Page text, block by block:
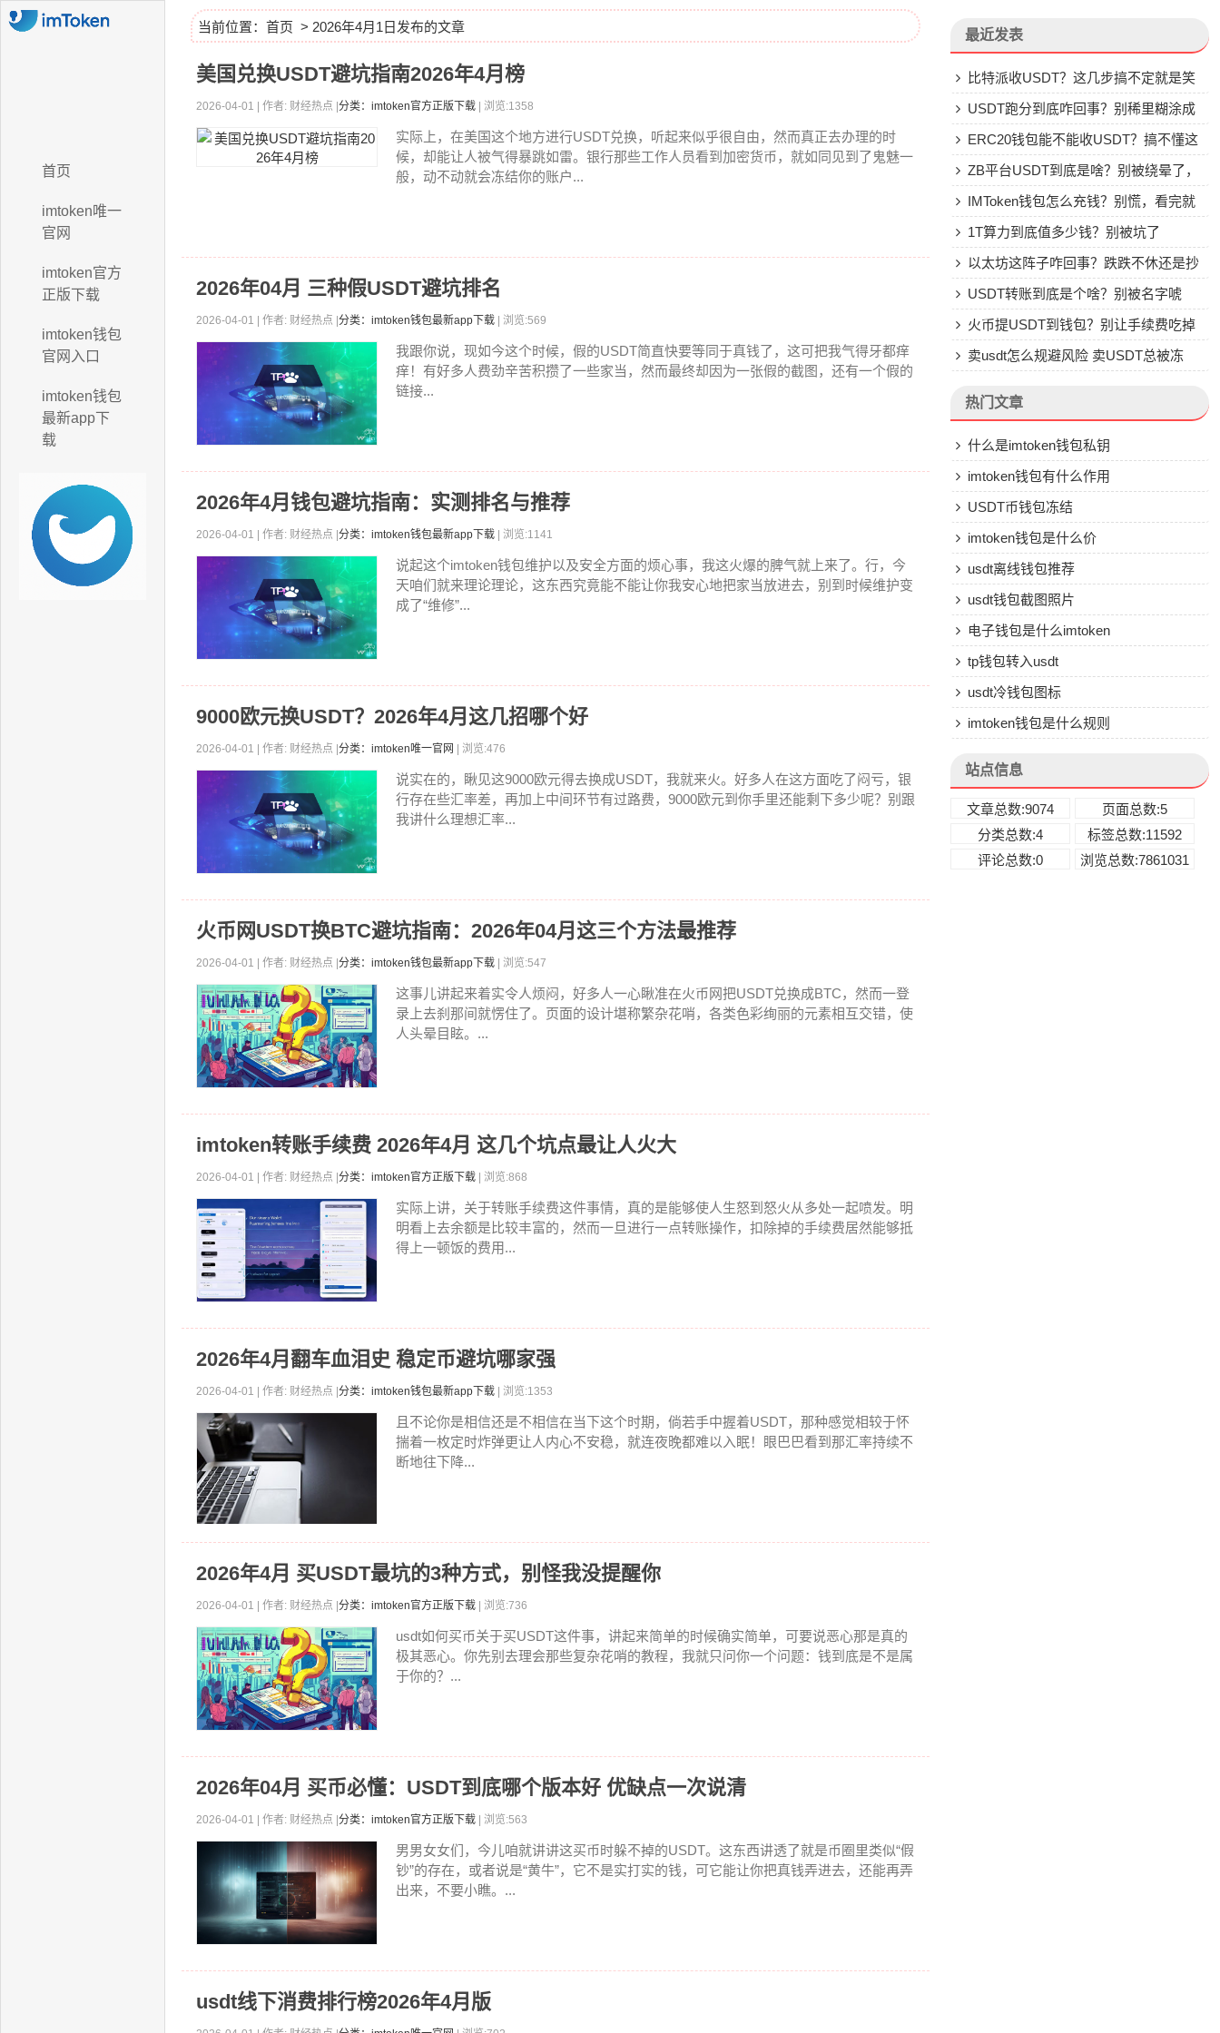
首页
imtoken唯一
官网
imtoken官方
正版下载
imtoken钱包
官网入口
imtoken钱包
最新app下
载
当前位置： 首页 > 2026年4月1日发布的文章
美国兑换USDT避坑指南2026年4月榜
2026-04-01 | 作者: 财经热点 | 分类：imtoken官方正版下载 | 浏览:1358
实际上，在美国这个地方进行USDT兑换，听起来似乎很自由，然而真正去办理的时
候，却能让人被气得暴跳如雷。银行那些工作人员看到加密货币，就如同见到了鬼魅一
般，动不动就会冻结你的账户...
2026年04月 三种假USDT避坑排名
2026-04-01 | 作者: 财经热点 | 分类：imtoken钱包最新app下载 | 浏览:569
我跟你说，现如今这个时候，假的USDT简直快要等同于真钱了，这可把我气得牙都痒
痒！有好多人费劲辛苦积攒了一些家当，然而最终却因为一张假的截图，还有一个假的
链接...
2026年4月钱包避坑指南：实测排名与推荐
2026-04-01 | 作者: 财经热点 | 分类：imtoken钱包最新app下载 | 浏览:1141
说起这个imtoken钱包维护以及安全方面的烦心事，我这火爆的脾气就上来了。行，今
天咱们就来理论理论，这东西究竟能不能让你我安心地把家当放进去，别到时候维护变
成了“维修”...
9000欧元换USDT？2026年4月这几招哪个好
2026-04-01 | 作者: 财经热点 | 分类：imtoken唯一官网 | 浏览:476
说实在的，瞅见这9000欧元得去换成USDT，我就来火。好多人在这方面吃了闷亏，银
行存在些汇率差，再加上中间环节有过路费，9000欧元到你手里还能剩下多少呢？别跟
我讲什么理想汇率...
火币网USDT换BTC避坑指南：2026年04月这三个方法最推荐
2026-04-01 | 作者: 财经热点 | 分类：imtoken钱包最新app下载 | 浏览:547
这事儿讲起来着实令人烦闷，好多人一心瞅准在火币网把USDT兑换成BTC，然而一登
录上去刹那间就愣住了。页面的设计堪称繁杂花哨，各类色彩绚丽的元素相互交错，使
人头晕目眩。...
imtoken转账手续费 2026年4月 这几个坑点最让人火大
2026-04-01 | 作者: 财经热点 | 分类：imtoken官方正版下载 | 浏览:868
实际上讲，关于转账手续费这件事情，真的是能够使人生怒到怒火从多处一起喷发。明
明看上去余额是比较丰富的，然而一旦进行一点转账操作，扣除掉的手续费居然能够抵
得上一顿饭的费用...
2026年4月翻车血泪史 稳定币避坑哪家强
2026-04-01 | 作者: 财经热点 | 分类：imtoken钱包最新app下载 | 浏览:1353
且不论你是相信还是不相信在当下这个时期，倘若手中握着USDT，那种感觉相较于怀
揣着一枚定时炸弹更让人内心不安稳，就连夜晚都难以入眠！眼巴巴看到那汇率持续不
断地往下降...
2026年4月 买USDT最坑的3种方式，别怪我没提醒你
2026-04-01 | 作者: 财经热点 | 分类：imtoken官方正版下载 | 浏览:736
usdt如何买币关于买USDT这件事，讲起来简单的时候确实简单，可要说恶心那是真的
极其恶心。你先别去理会那些复杂花哨的教程，我就只问你一个问题：钱到底是不是属
于你的？...
2026年04月 买币必懂：USDT到底哪个版本好 优缺点一次说清
2026-04-01 | 作者: 财经热点 | 分类：imtoken官方正版下载 | 浏览:563
男男女女们，今儿咱就讲讲这买币时躲不掉的USDT。这东西讲透了就是币圈里类似“假
钞”的存在，或者说是“黄牛”，它不是实打实的钱，可它能让你把真钱弄进去，还能再弄
出来，不要小瞧。...
usdt线下消费排行榜2026年4月版
最近发表
比特派收USDT？这几步搞不定就是笑
话USDT跑分到底咋回事？别稀里糊涂成
了帮凶
ERC20钱包能不能收USDT？搞不懂这
些别乱转
ZB平台USDT到底是啥？别被绕晕了，
说点大实话
IMToken钱包怎么充钱？别慌，看完就
会1T算力到底值多少钱？别被坑了
以太坊这阵子咋回事？跌跌不休还是抄
底机会？
USDT转账到底是个啥？别被名字唬
住，一文说透
火币提USDT到钱包？别让手续费吃掉
你的钱
卖usdt怎么规避风险 卖USDT总被冻
热门文章
什么是imtoken钱包私钥
imtoken钱包有什么作用
USDT币钱包冻结
imtoken钱包是什么价
usdt离线钱包推荐
usdt钱包截图照片
电子钱包是什么imtoken
tp钱包转入usdt
usdt冷钱包图标
imtoken钱包是什么规则
站点信息
文章总数:9074
页面总数:5
分类总数:4
标签总数:11592
评论总数:0
浏览总数:7861031